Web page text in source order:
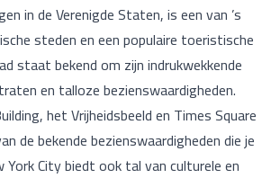
in de Verenigde Staten, is een van ’s
steden en een populaire toeristische
staat bekend om zijn indrukwekkende
en talloze bezienswaardigheden.
het Vrijheidsbeeld en Times Square
de bekende bezienswaardigheden die je
York City biedt ook tal van culturele en